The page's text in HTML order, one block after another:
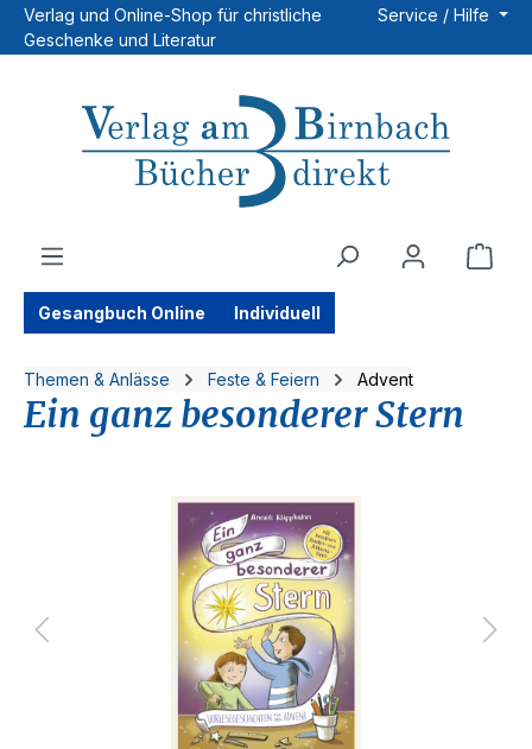
Zum Hauptinhalt springen
Verlag und Online-Shop für christliche
Geschenke und Literatur
Service / Hilfe
Gesangbuch Online Individuell
Themen & Anlässe Feste & Feiern Advent
Ein ganz besonderer Stern
Bildergalerie überspringen